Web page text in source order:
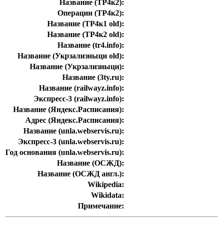
Название (ТР4к2):
Операции (ТР4к2):
Название (ТР4к1 old):
Название (ТР4к2 old):
Название (tr4.info):
Название (Укрзализныци old):
Название (Укрзализныци):
Название (3ty.ru):
Название (railwayz.info):
Экспресс-3 (railwayz.info):
Название (Яндекс.Расписания):
Адрес (Яндекс.Расписания):
Название (unla.webservis.ru):
Экспресс-3 (unla.webservis.ru):
Год основания (unla.webservis.ru):
Название (ОСЖД):
Название (ОСЖД англ.):
Wikipedia:
Wikidata:
Примечание: